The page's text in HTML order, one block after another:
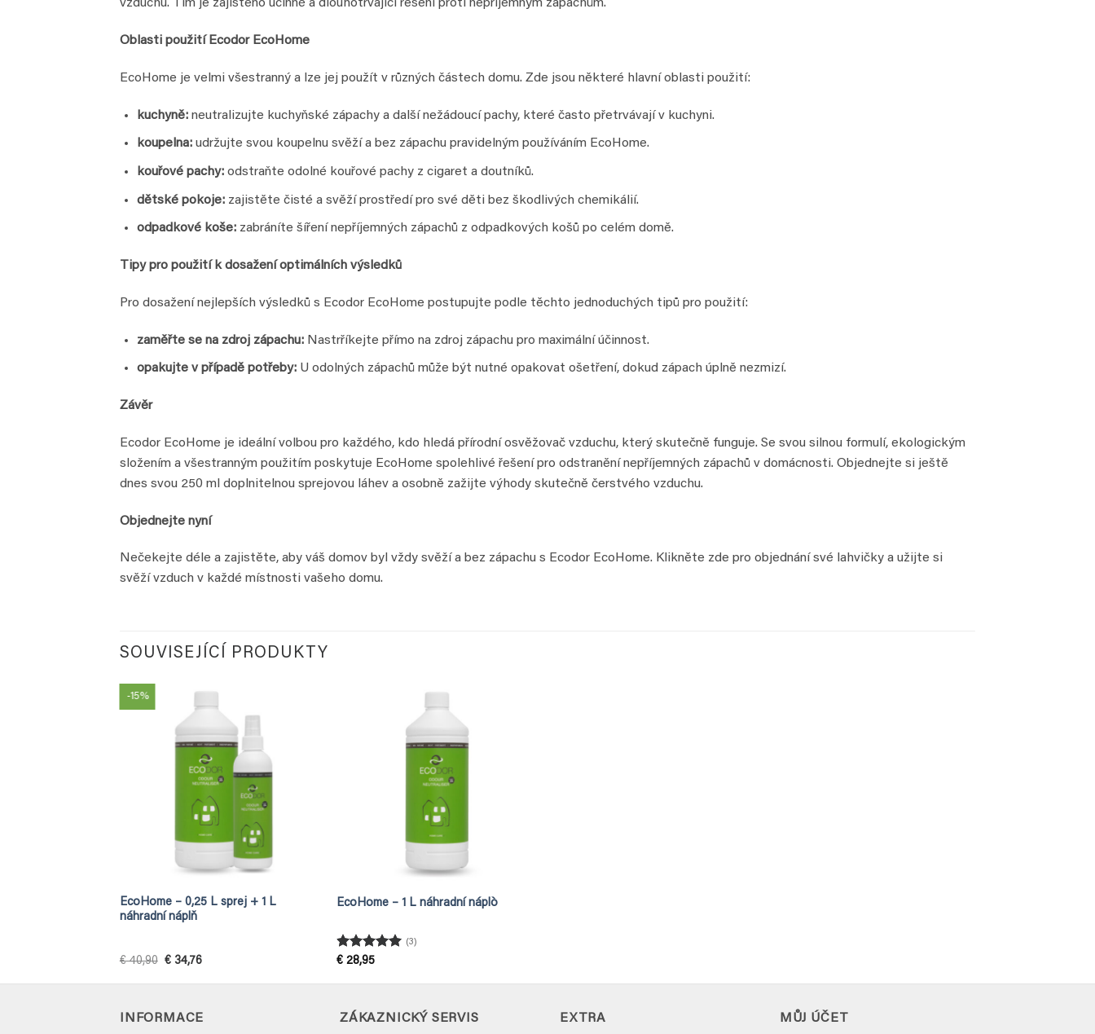
vzduchu. Tím je zajištěno účinné a dlouhotrvající řešení proti nepříjemným zápachům.
Oblasti použití Ecodor EcoHome
EcoHome je velmi všestranný a lze jej použít v různých částech domu. Zde jsou některé hlavní oblasti použití:
kuchyně:neutralizujte kuchyňské zápachy a další nežádoucí pachy, které často přetrvávají v kuchyni.
koupelna:udržujte svou koupelnu svěží a bez zápachu pravidelným používáním EcoHome.
kouřové pachy:odstraňte odolné kouřové pachy z cigaret a doutníků.
dětské pokoje:zajistěte čisté a svěží prostředí pro své děti bez škodlivých chemikálií.
odpadkové koše:zabráníte šíření nepříjemných zápachů z odpadkových košů po celém domě.
Tipy pro použití k dosažení optimálních výsledků
Pro dosažení nejlepších výsledků s Ecodor EcoHome postupujte podle těchto jednoduchých tipů pro použití:
zaměřte se na zdroj zápachu:Nastrříkejte přímo na zdroj zápachu pro maximální účinnost.
opakujte v případě potřeby:U odolných zápachů může být nutné opakovat ošetření, dokud zápach úplně nezmizí.
Závěr
Ecodor EcoHome je ideální volbou pro každého, kdo hledá přírodní osvěžovač vzduchu, který skutečně funguje. Se svou silnou formulí, ekologickým
složením a všestranným použitím poskytuje EcoHome spolehlivé řešení pro odstranění nepříjemných zápachů v domácnosti. Objednejte si ještě
dnes svou 250 ml doplnitelnou sprejovou láhev a osobně zažijte výhody skutečně čerstvého vzduchu.
Objednejte nyní
Nečekejte déle a zajistěte, aby váš domov byl vždy svěží a bez zápachu s Ecodor EcoHome. Klikněte zde pro objednání své lahvičky a užijte si
svěží vzduch v každé místnosti vašeho domu.
SOUVISEJÍCÍ PRODUKTY
-15%
EcoHome – 0,25 L sprej + 1 L
náhradní náplň
€40,90 Původní
byla:
€ 34,76Aktuální
je:
EcoHome – 1 L náhradní náplò
Hodnocení
(3)
€ 28,95
INFORMACE ZÁKAZNICKÝ SERVIS EXTRA MŮJ ÚČET